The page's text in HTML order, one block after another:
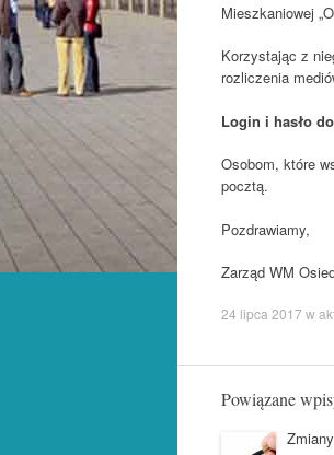
Mieszkaniowej
Korzystając z
rozliczenia
Login i hasło
Osobom, które
pocztą.
Pozdrawiamy,
Zarząd WM
24 lipca 2017 w
Powiązane